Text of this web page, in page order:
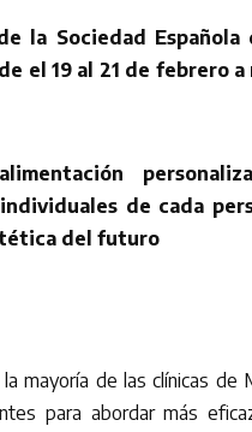
la Sociedad
el 19 al 21 de febrero
de cada
del futuro
mayoría de las clínicas de
para abordar más